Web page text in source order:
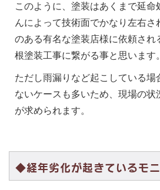
このように、塗装はあくまで延命
んによって技術面でかなり左右
のある有名な塗装店様に依頼され
根塗装工事に繋がる事と思います。
ただし雨漏りなど起こしている場
ないケースも多いため、現場の状
が求められます。
◆経年劣化が起きているモ